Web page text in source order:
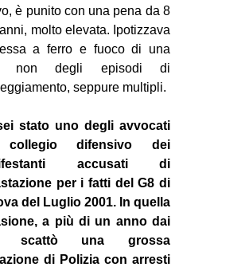
Fb
tw
bsky
ms
SEARCH
è punito con una pena da 8
molto elevata. Ipotizzava
a ferro e fuoco di una
non degli episodi di
seppure multipli.
stato uno degli avvocati
difensivo dei
accusati di
per i fatti del G8 di
del Luglio 2001. In quella
a più di un anno dai
scattò una grossa
di Polizia con arresti